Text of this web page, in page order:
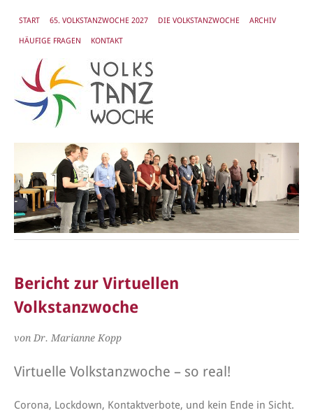
START 65. VOLKSTANZWOCHE 2027 DIE VOLKSTANZWOCHE ARCHIV
HÄUFIGE FRAGEN KONTAKT
Bericht zur Virtuellen
Volkstanzwoche
von Dr. Marianne Kopp
Virtuelle Volkstanzwoche – so real!
Corona, Lockdown, Kontaktverbote, und kein Ende in Sicht.